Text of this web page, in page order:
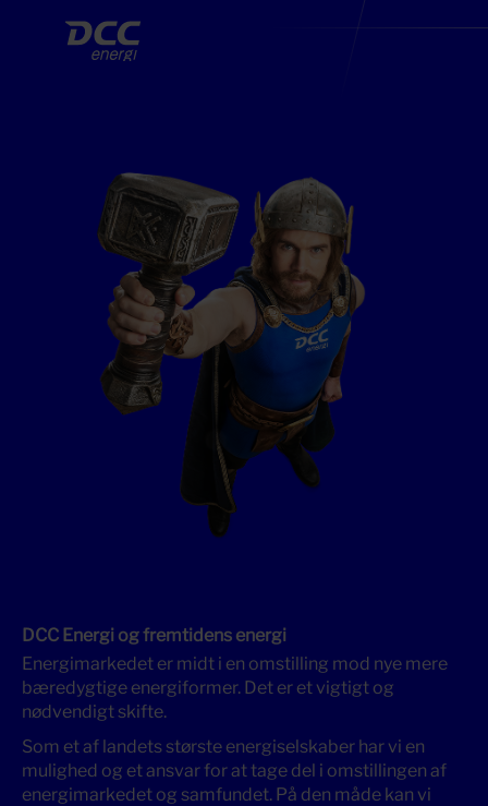
DCC Energi og fremtidens energi
Energimarkedet er midt i en omstilling mod nye mere
bæredygtige energiformer. Det er et vigtigt og
nødvendigt skifte.
Som et af landets største energiselskaber har vi en
mulighed og et ansvar for at tage del i omstillingen af
energimarkedet og samfundet. På den måde kan vi